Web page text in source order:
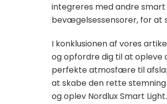
integreres med andre
bevægelsessensorer, for at
I konklusionen af vores
og opfordre dig til at opleve
perfekte atmosfære til
at skabe den rette stemning
og oplev Nordlux Smart Light.